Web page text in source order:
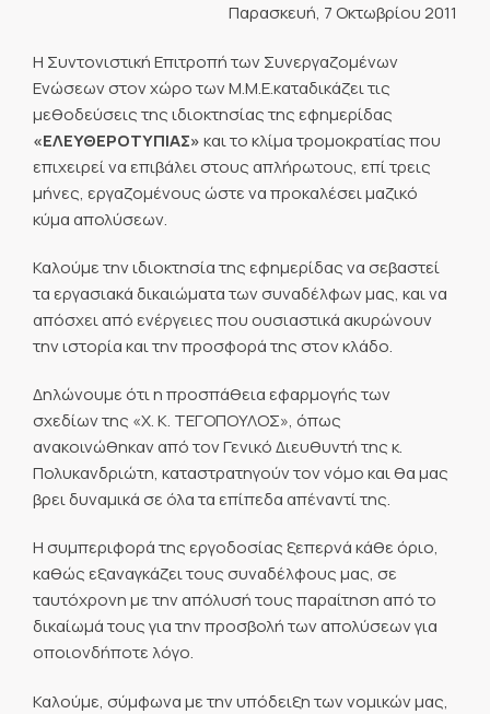
Παρασκευή, 7 Οκτωβρίου 2011
Η Συντονιστική Επιτροπή των Συνεργαζομένων
Ενώσεων στον χώρο των Μ.Μ.Ε.καταδικάζει τις
μεθοδεύσεις της ιδιοκτησίας της εφημερίδας
«ΕΛΕΥΘΕΡΟΤΥΠΙΑΣ»και το κλίμα τρομοκρατίας που
επιχειρεί να επιβάλει στους απλήρωτους, επί τρεις
μήνες, εργαζομένους ώστε να προκαλέσει μαζικό
κύμα απολύσεων.
Καλούμε την ιδιοκτησία της εφημερίδας να σεβαστεί
τα εργασιακά δικαιώματα των συναδέλφων μας, και να
απόσχει από ενέργειες που ουσιαστικά ακυρώνουν
την ιστορία και την προσφορά της στον κλάδο.
Δηλώνουμε ότι η προσπάθεια εφαρμογής των
σχεδίων της «Χ. Κ. ΤΕΓΟΠΟΥΛΟΣ», όπως
ανακοινώθηκαν από τον Γενικό Διευθυντή της κ.
Πολυκανδριώτη, καταστρατηγούν τον νόμο και θα μας
βρει δυναμικά σε όλα τα επίπεδα απέναντί της.
Η συμπεριφορά της εργοδοσίας ξεπερνά κάθε όριο,
καθώς εξαναγκάζει τους συναδέλφους μας, σε
ταυτόχρονη με την απόλυσή τους παραίτηση από το
δικαίωμά τους για την προσβολή των απολύσεων για
οποιονδήποτε λόγο.
Καλούμε, σύμφωνα με την υπόδειξη των νομικών μας,